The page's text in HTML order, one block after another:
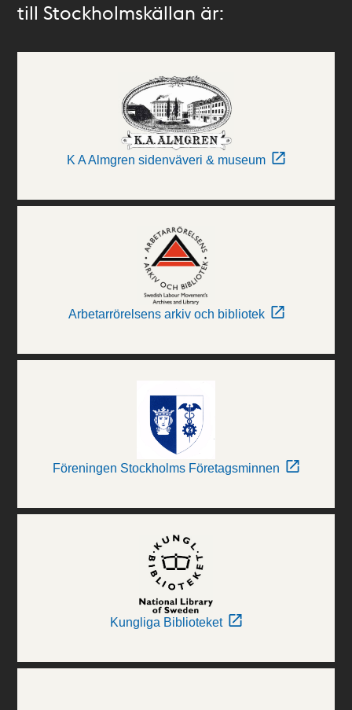
till Stockholmskällan är:
K A Almgren sidenväveri & museum
Arbetarrörelsens arkiv och bibliotek
Föreningen Stockholms Företagsminnen
Kungliga Biblioteket